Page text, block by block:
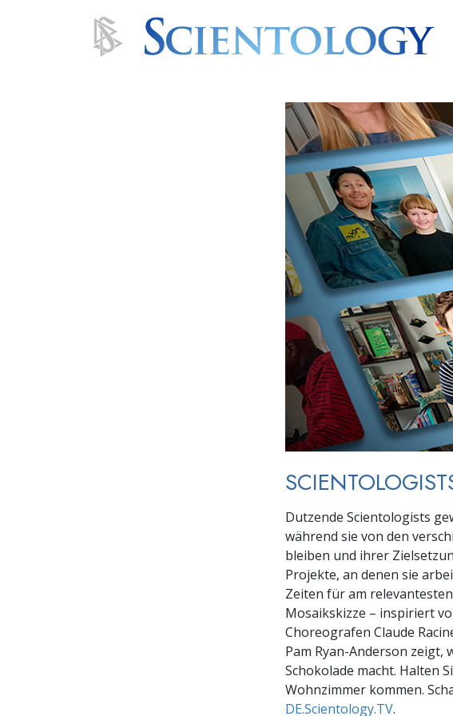
Dutzende Scientologists
während sie von den
bleiben und ihrer
Projekte, an denen sie
Zeiten für am
Mosaikskizze – inspiriert
Choreografen Claude
Pam Ryan-Anderson zeigt,
Schokolade macht. Halten
Wohnzimmer kommen.
DE.Scientology.TV.